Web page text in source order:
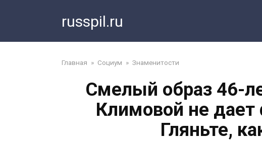
russpil.ru
Главная » Социум » Знаменитости
Смелый образ 46-
Климовой не дает
Гляньте,